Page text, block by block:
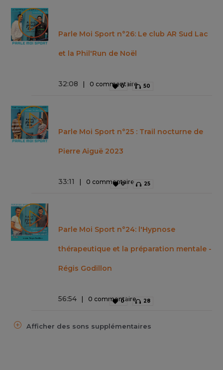
Parle Moi Sport n°26: Le club AR Sud Lac
et la Phil'Run de Noël
32:08 0 commentaire
0 50
Parle Moi Sport n°25 : Trail nocturne de
Pierre Aiguë 2023
33:11 0 commentaire
0 25
Parle Moi Sport n°24: l'Hypnose
thérapeutique et la préparation mentale -
Régis Godillon
56:54 0 commentaire
0 28
Afficher des sons supplémentaires